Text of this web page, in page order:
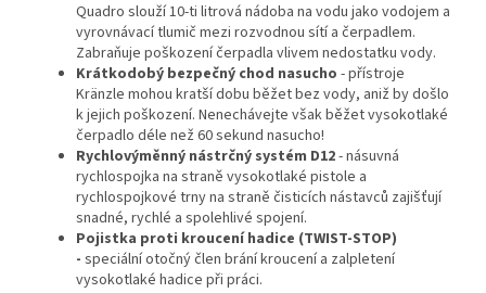
Quadro slouží 10-ti litrová nádoba na vodu jako vodojem a
vyrovnávací tlumič mezi rozvodnou sítí a čerpadlem.
Zabraňuje poškození čerpadla vlivem nedostatku vody.
Krátkodobý bezpečný chod nasucho - přístroje
Kränzle mohou kratší dobu běžet bez vody, aniž by došlo
k jejich poškození. Nenechávejte však běžet vysokotlaké
čerpadlo déle než 60 sekund nasucho!
Rychlovýměnný nástrčný systém D12- násuvná
rychlospojka na straně vysokotlaké pistole a
rychlospojkové trny na straně čisticích nástavců zajišťují
snadné, rychlé a spolehlivé spojení.
Pojistka proti kroucení hadice (TWIST-STOP)
- speciální otočný člen brání kroucení a zalpletení
vysokotlaké hadice při práci.